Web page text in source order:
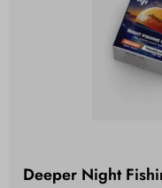
Deeper Night